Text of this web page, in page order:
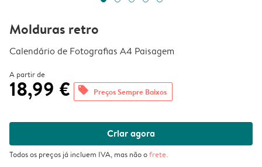
Molduras retro
Calendário de Fotografias A4 Paisagem
A partir de
18,99 € offers Preços Sempre Baixos
Criar agora
Todos os preços já incluem IVA, mas não ofrete.